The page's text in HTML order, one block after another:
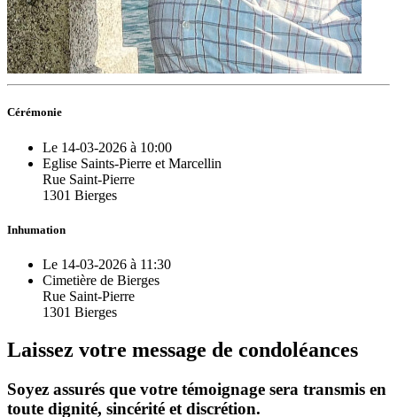
Cérémonie
Le 14-03-2026 à 10:00
Eglise Saints-Pierre et Marcellin
Rue Saint-Pierre
1301 Bierges
Inhumation
Le 14-03-2026 à 11:30
Cimetière de Bierges
Rue Saint-Pierre
1301 Bierges
Laissez votre message de condoléances
Soyez assurés que votre témoignage sera transmis en
toute dignité, sincérité et discrétion.